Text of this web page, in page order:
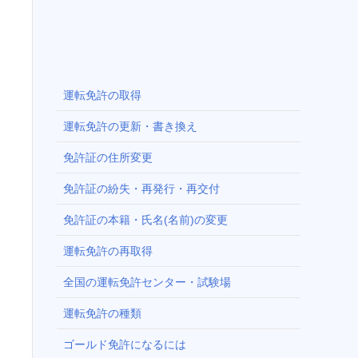
運転免許の取得
運転免許の更新・書き換え
免許証の住所変更
免許証の紛失・再発行・再交付
免許証の本籍・氏名(名前)の変更
運転免許の再取得
全国の運転免許センター・試験場
運転免許の種類
ゴールド免許になるには